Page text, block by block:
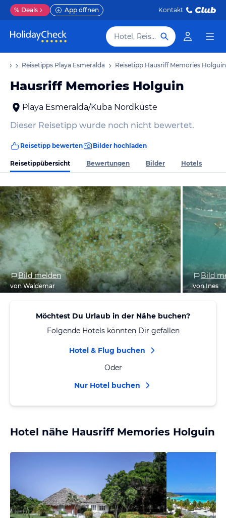
% Deals App öffnen Kontakt
Hotel, Reiseziel
Reisetipps Playa Esmeralda Reisetipp Hausriff Memories Holguin
Hausriff Memories Holguin
Playa Esmeralda/Kuba Nordküste
Dieser Reisetipp wurde noch nicht bewertet.
Reisetipp bewerten Bilder hochladen
Reisetippübersicht Bewertungen Bilder Hotels
Bild melden
von Waldemar
Bild
von Ines
Möchtest Du Urlaub in der Nähe buchen?
Folgende Hotels könnten Dir gefallen
Hotel & Flug buchen
Oder
Nur Hotel buchen
Hotel nähe Hausriff Memories Holguin